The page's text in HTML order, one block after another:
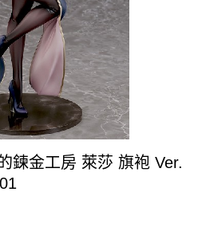
鍊金工房 萊莎 旗袍 Ver.